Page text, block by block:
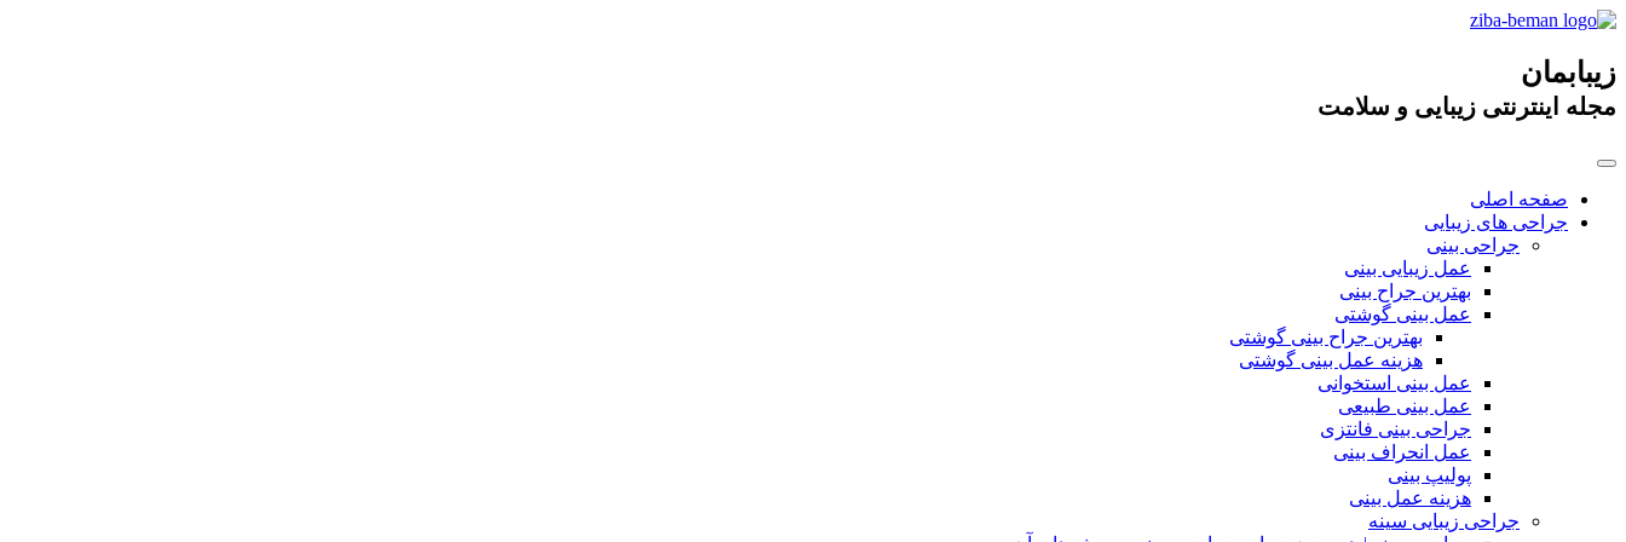
زیبابمان
مجله اینترنتی زیبایی و سلامت
صفحه اصلی
جراحی های زیبایی
جراحی بینی
عمل زیبایی بینی
بهترین جراح بینی
عمل بینی گوشتی
بهترین جراح بینی گوشتی
هزینه عمل بینی گوشتی
عمل بینی استخوانی
عمل بینی طبیعی
جراحی بینی فانتزی
عمل انحراف بینی
پولیپ بینی
هزینه عمل بینی
جراحی زیبایی سینه